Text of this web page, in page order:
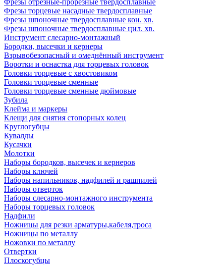
Фрезы отрезные-прорезные твердосплавные
Фрезы торцевые насадные твердосплавные
Фрезы шпоночные твердосплавные кон. хв.
Фрезы шпоночные твердосплавные цил. хв.
Инструмент слесарно-монтажный
Бородки, высечки и кернеры
Взрывобезопасный и омеднённый инструмент
Воротки и оснаcтка для торцевых головок
Головки торцевые с хвостовиком
Головки торцевые сменные
Головки торцевые сменные дюймовые
Зубила
Клейма и маркеры
Клещи для снятия стопорных колец
Круглогубцы
Кувалды
Кусачки
Молотки
Наборы бородков, высечек и кернеров
Наборы ключей
Наборы напильников, надфилей и рашпилей
Наборы отверток
Наборы слесарно-монтажного инструмента
Наборы торцевых головок
Надфили
Ножницы для резки арматуры,кабеля,троса
Ножницы по металлу
Ножовки по металлу
Отвертки
Плоскогубцы